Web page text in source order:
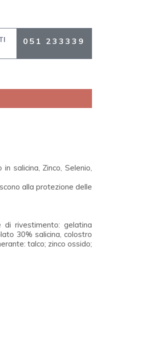
051 233339
salicina, Zinco, Selenio,
alla protezione delle
rivestimento: gelatina
30% salicina, colostro
talco; zinco ossido;